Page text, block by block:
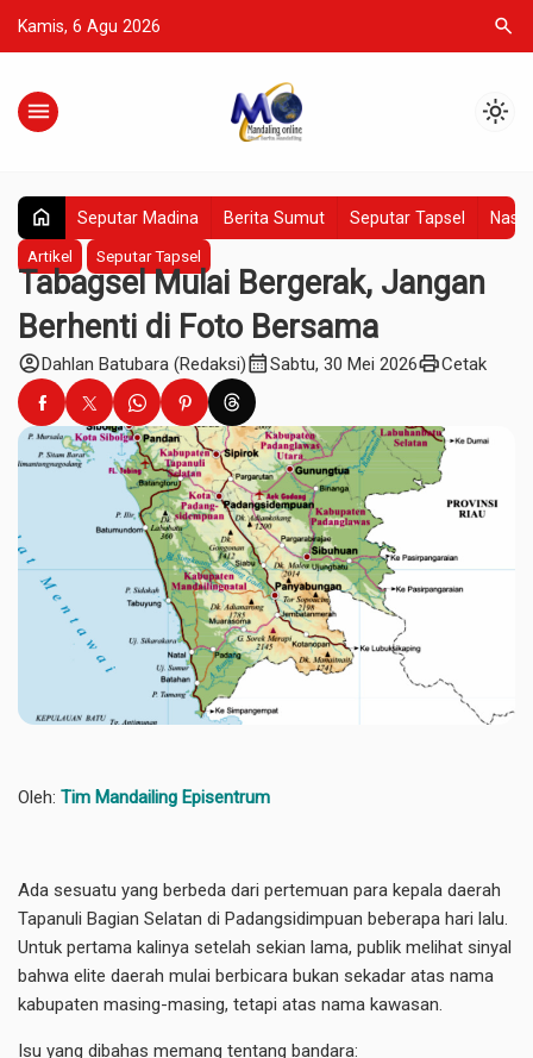
Kamis, 6 Agu 2026 search
menu light_mode
home Seputar Madina Berita Sumut Seputar Tapsel
Artikel
Seputar Tapsel
Tabagsel Mulai Bergerak, Jangan
Berhenti di Foto Bersama
account_circleDahlan Batubara (Redaksi)calendar_monthSabtu, 30 Mei 2026printCetak
Oleh: Tim Mandailing Episentrum
Ada sesuatu yang berbeda dari pertemuan para kepala daerah
Tapanuli Bagian Selatan di Padangsidimpuan beberapa hari lalu.
Untuk pertama kalinya setelah sekian lama, publik melihat sinyal
bahwa elite daerah mulai berbicara bukan sekadar atas nama
kabupaten masing-masing, tetapi atas nama kawasan.
Isu yang dibahas memang tentang bandara: